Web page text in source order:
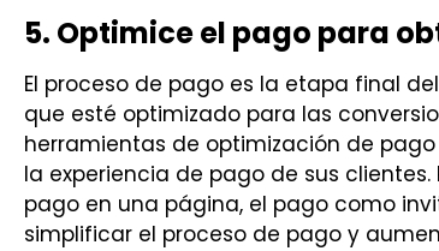
5. Optimice el pago para
El proceso de pago es la etapa final
que esté optimizado para las
herramientas de optimización de
la experiencia de pago de sus
pago en una página, el pago como
simplificar el proceso de pago y